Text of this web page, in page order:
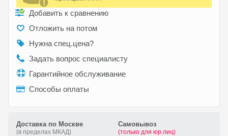
Добавить к сравнению
Отложить на потом
Нужна спец.цена?
Задать вопрос специалисту
Гарантийное обслуживание
Способы оплаты
Доставка по Москве
(в пределах МКАД)
Самовывоз
(только для юр.лиц)